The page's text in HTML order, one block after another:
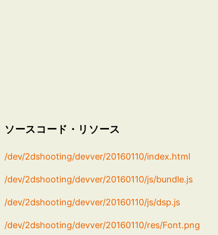
ソースコード・リソース
/dev/2dshooting/devver/20160110/index.html
/dev/2dshooting/devver/20160110/js/bundle.js
/dev/2dshooting/devver/20160110/js/dsp.js
/dev/2dshooting/devver/20160110/res/Font.png